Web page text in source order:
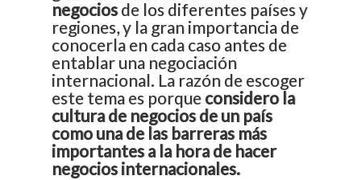
negociosde los diferentes países y
regiones, y la gran importancia de
conocerla en cada caso antes de
entablar una negociación
internacional. La razón de escoger
este tema es porque considero la
cultura de negocios de un país
como una de las barreras más
importantes a la hora de hacer
negocios internacionales.